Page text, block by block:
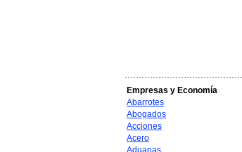
Empresas y Economía
Abarrotes
Abogados
Acciones
Acero
Aduanas